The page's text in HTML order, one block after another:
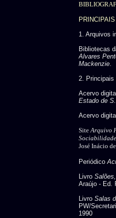
1. Arquivos
Bibliotecas
Alvares
Mackenzie.
2. Principais
Acervo
Estado de
Acervo
SiteArquivo
José Inácio
Periódico
Livro
Araújo - Ed.
Livro Salas
PW/
1990